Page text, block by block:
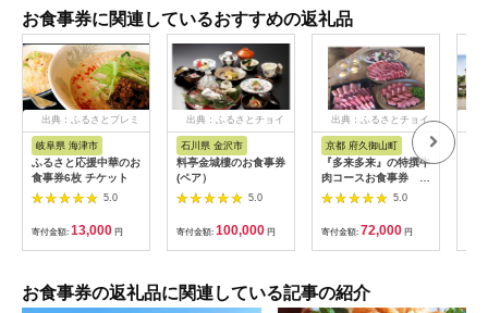
お食事券に関連しているおすすめの返礼品
出典：ふるさとプレミ
アム
岐阜県 海津市
ふるさと応援中華のお
食事券6枚 チケット
5.0
寄付金額: 13,000 円
出典：ふるさとチョイ
ス
石川県 金沢市
料亭金城樓のお食事券
(ペア）
5.0
寄付金額: 100,000 円
出典：ふるさとチョイ
京都 府久御山町
『多来多来』の特撰牛
肉コースお食事券 4
名様分【1131614】
5.0
寄付金額: 72,000 円
お食事券の返礼品に関連している記事の紹介